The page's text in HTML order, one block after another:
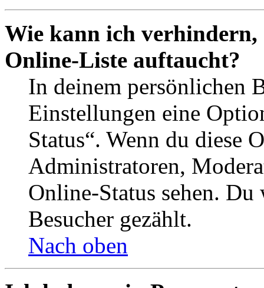
Wie kann ich verhindern,
Online-Liste auftaucht?
In deinem persönlichen
Einstellungen eine
Status“. Wenn du diese
Administratoren,
Online-Status sehen.
Besucher gezählt.
Nach oben